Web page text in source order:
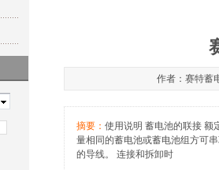
作者：赛特
摘要： 使用说明 蓄电池的联接 额
量相同的蓄电池或蓄电池组方可
的导线。 连接和拆卸时